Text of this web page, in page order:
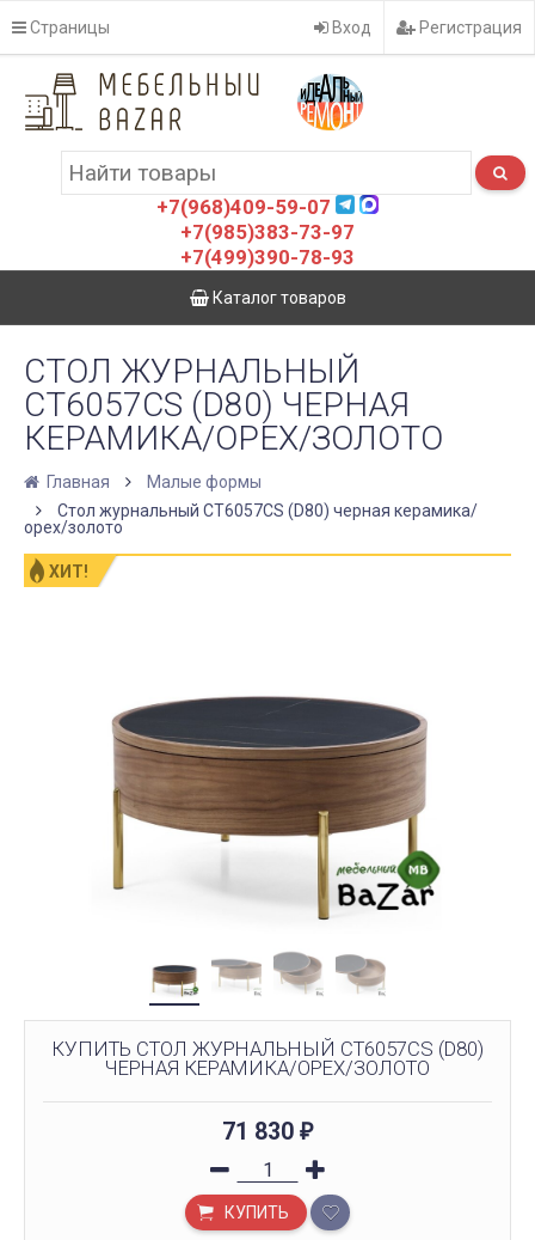
Страницы Вход Регистрация
+7(968)409-59-07
+7(985)383-73-97
+7(499)390-78-93
Каталог товаров
СТОЛ ЖУРНАЛЬНЫЙ
CT6057CS (D80) ЧЕРНАЯ
КЕРАМИКА/ОРЕХ/ЗОЛОТО
Главная
Малые формы
Стол журнальный CT6057CS (D80) черная керамика/
орех/золото
ХИТ!
КУПИТЬ СТОЛ ЖУРНАЛЬНЫЙ CT6057CS (D80)
ЧЕРНАЯ КЕРАМИКА/ОРЕХ/ЗОЛОТО
71 830 ₽
КУПИТЬ